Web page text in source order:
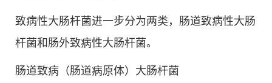
致病性大肠杆菌进一步分为两类，肠道致病性大肠
杆菌和肠外致病性大肠杆菌。
肠道致病（肠道病原体）大肠杆菌